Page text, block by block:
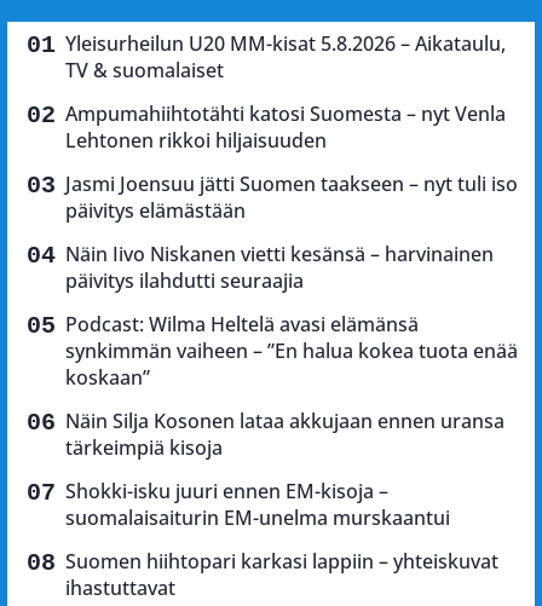
Yleisurheilun U20 MM-kisat 5.8.2026 – Aikataulu,
TV & suomalaiset
Ampumahiihtotähti katosi Suomesta – nyt Venla
Lehtonen rikkoi hiljaisuuden
Jasmi Joensuu jätti Suomen taakseen – nyt tuli iso
päivitys elämästään
Näin Iivo Niskanen vietti kesänsä – harvinainen
päivitys ilahdutti seuraajia
Podcast: Wilma Heltelä avasi elämänsä
synkimmän vaiheen – ”En halua kokea tuota enää
koskaan”
Näin Silja Kosonen lataa akkujaan ennen uransa
tärkeimpiä kisoja
Shokki-isku juuri ennen EM-kisoja –
suomalaisaiturin EM-unelma murskaantui
Suomen hiihtopari karkasi lappiin – yhteiskuvat
ihastuttavat